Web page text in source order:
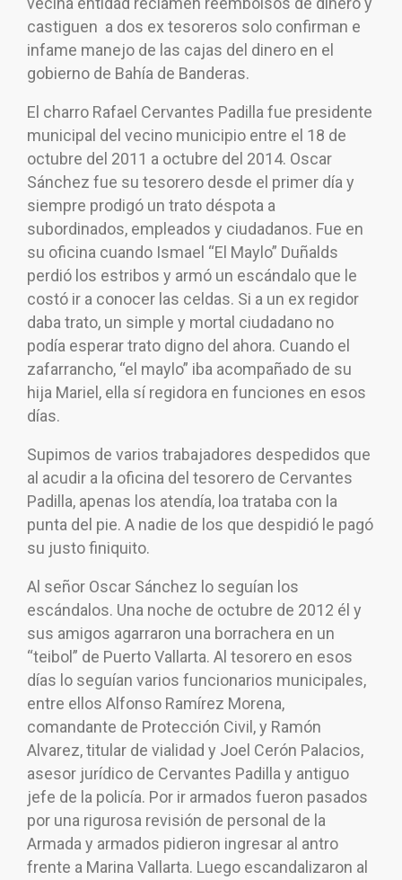
castiguen a dos ex tesoreros solo confirman e
infame manejo de las cajas del dinero en el
gobierno de Bahía de Banderas.
El charro Rafael Cervantes Padilla fue presidente
municipal del vecino municipio entre el 18 de
octubre del 2011 a octubre del 2014. Oscar
Sánchez fue su tesorero desde el primer día y
siempre prodigó un trato déspota a
subordinados, empleados y ciudadanos. Fue en
su oficina cuando Ismael “El Maylo” Duñalds
perdió los estribos y armó un escándalo que le
costó ir a conocer las celdas. Si a un ex regidor
daba trato, un simple y mortal ciudadano no
podía esperar trato digno del ahora. Cuando el
zafarrancho, “el maylo” iba acompañado de su
hija Mariel, ella sí regidora en funciones en esos
días.
Supimos de varios trabajadores despedidos que
al acudir a la oficina del tesorero de Cervantes
Padilla, apenas los atendía, loa trataba con la
punta del pie. A nadie de los que despidió le pagó
su justo finiquito.
Al señor Oscar Sánchez lo seguían los
escándalos. Una noche de octubre de 2012 él y
sus amigos agarraron una borrachera en un
“teibol” de Puerto Vallarta. Al tesorero en esos
días lo seguían varios funcionarios municipales,
entre ellos Alfonso Ramírez Morena,
comandante de Protección Civil, y Ramón
Alvarez, titular de vialidad y Joel Cerón Palacios,
asesor jurídico de Cervantes Padilla y antiguo
jefe de la policía. Por ir armados fueron pasados
por una rigurosa revisión de personal de la
Armada y armados pidieron ingresar al antro
frente a Marina Vallarta. Luego escandalizaron al